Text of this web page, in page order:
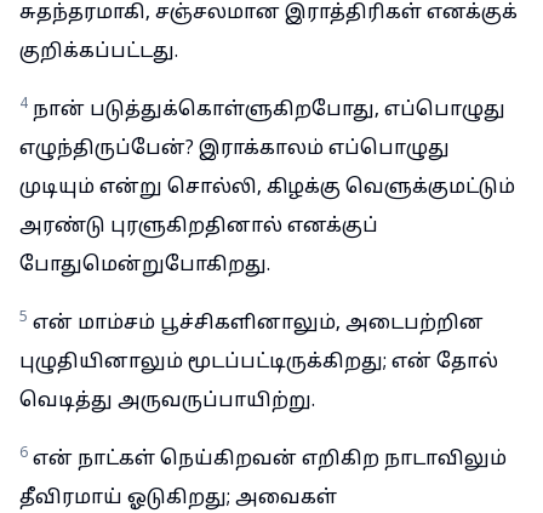
சுதந்தரமாகி, சஞ்சலமான இராத்திரிகள் எனக்குக்
குறிக்கப்பட்டது.
4 நான் படுத்துக்கொள்ளுகிறபோது, எப்பொழுது
எழுந்திருப்பேன்? இராக்காலம் எப்பொழுது
முடியும் என்று சொல்லி, கிழக்கு வெளுக்குமட்டும்
அரண்டு புரளுகிறதினால் எனக்குப்
போதுமென்றுபோகிறது.
5 என் மாம்சம் பூச்சிகளினாலும், அடைபற்றின
புழுதியினாலும் மூடப்பட்டிருக்கிறது; என் தோல்
வெடித்து அருவருப்பாயிற்று.
6 என் நாட்கள் நெய்கிறவன் எறிகிற நாடாவிலும்
தீவிரமாய் ஓடுகிறது; அவைகள்